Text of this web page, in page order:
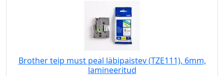
Brother teip must peal läbipaistev (TZE111), 6mm,
lamineeritud